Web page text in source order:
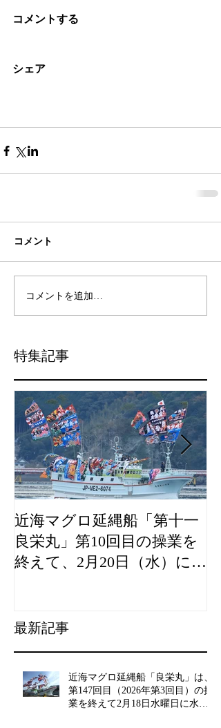
コメントする
シェア
コメント
コメントを追加…
特集記事
近海マグロ延縄船「第十一
良栄丸」第10回目の操業を
終えて、2月20日（水）に水
最新記事
近海マグロ延縄船「良栄丸」は、
第147回目（2026年第3回目）の操
業を終えて2月18日水曜日に水揚